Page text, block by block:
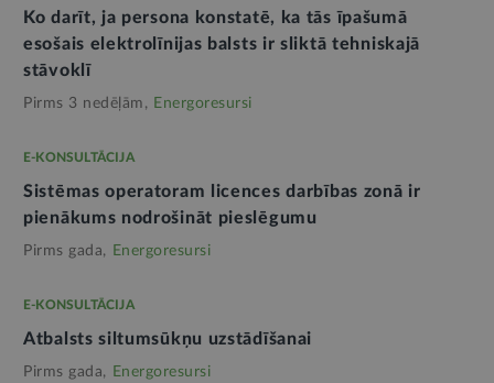
Ko darīt, ja persona konstatē, ka tās īpašumā
esošais elektrolīnijas balsts ir sliktā tehniskajā
stāvoklī
Pirms 3 nedēļām, Energoresursi
E-KONSULTĀCIJA
Sistēmas operatoram licences darbības zonā ir
pienākums nodrošināt pieslēgumu
Pirms gada, Energoresursi
E-KONSULTĀCIJA
Atbalsts siltumsūkņu uzstādīšanai
Pirms gada, Energoresursi